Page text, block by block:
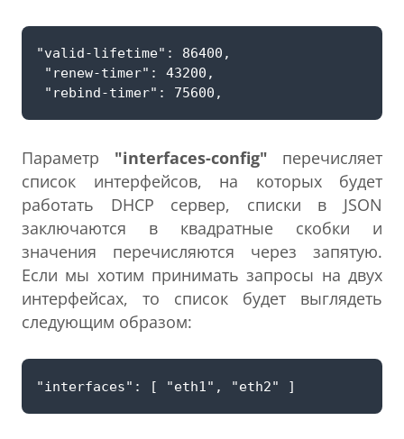
Параметр "interfaces-config" перечисляет
список интерфейсов, на которых будет
работать DHCP сервер, списки в JSON
заключаются в квадратные скобки и
значения перечисляются через запятую.
Если мы хотим принимать запросы на двух
интерфейсах, то список будет выглядеть
следующим образом: